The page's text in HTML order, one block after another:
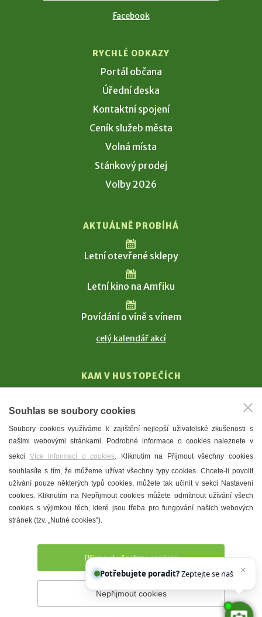
Facebook
RYCHLÉ ODKAZY
Portál občana
Úřední deska
Kontaktní spojení
Ceník služeb města
Volná místa
Stánkový prodej
Volby 2026
AKTUÁLNĚ PROBÍHÁ
Letní otevřené sklepy
Letní kino na Amfiku
Povídání o víně s vínem
celý kalendář akcí
KAM V HUSTOPEČÍCH
T. G. Masaryk
Mandloně
Ubytování
Restaurace
Městské muzeum a galerie
Denní meníčka
Prohlášení o přístupnosti Správce webu
Souhlas se soubory cookies
Soubory cookies využíváme k zajištění nejlepší uživatelské zkušenosti s
našimi webovými stránkami. Podrobné informace o cookies naleznete v
sekci Více informací o cookies. Kliknutím na Přijmout všechny cookies
souhlasíte s tím, že můžeme užívat všechny typy cookies. Chcete-li povolit
užívání pouze některých typů cookies, můžete tak učinit v sekci Nastavení
cookies. Kliknutím na Nepřijmout cookies můžete odmítnout užívání všech
cookies s výjimkou těch, které jsou třeba pro fungování našich webových
stránek (tzv. „Nutné cookies“).
Přijmout všechny cookies
Nepřijmout cookies
Potřebujete poradit? Zeptejte se našeho asist